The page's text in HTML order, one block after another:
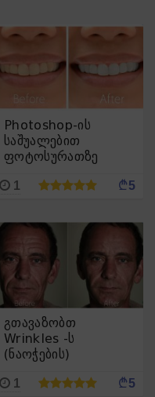
Photoshop-ის
საშუალებით
ფოტოსურათზე
კბილებს
1 ¢5
გთავაზობთ
Wrinkles -ს
(ნაოჭების)
Photoshop-ში
1 ¢5